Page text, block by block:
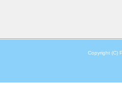
Copyright (C)